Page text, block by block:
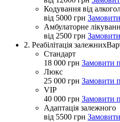
Кодування від
від 5000 грн
Амбулаторне
від 2500 грн
2. Реабілітація залежних
Стандарт
18 000 грн Замовити
Люкс
25 000 грн Замовити
VIP
40 000 грн Замовити
Адаптація залежного
від 5500 грн